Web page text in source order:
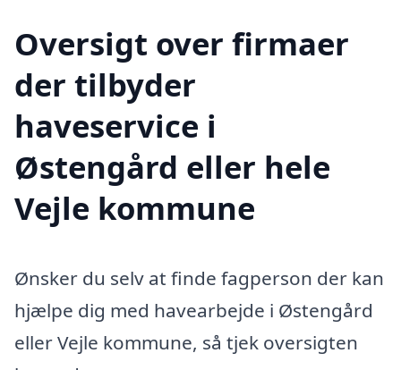
Oversigt over firmaer
der tilbyder
haveservice i
Østengård eller hele
Vejle kommune
Ønsker du selv at finde fagperson der kan
hjælpe dig med havearbejde i Østengård
eller Vejle kommune, så tjek oversigten